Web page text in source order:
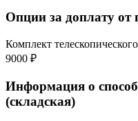
Опции за доплату от
Комплект
9000 ₽
Информация о
(складская)